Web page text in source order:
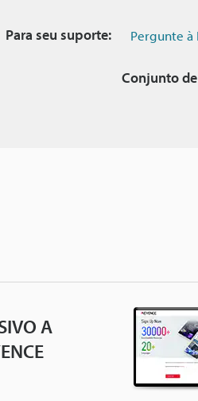
Para seu suporte: Pergunte à
Conjunto
A